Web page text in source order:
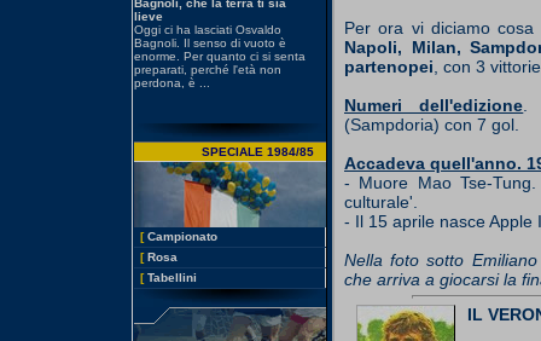
SPECIALE 1984/85
[ Campionato
[ Rosa
[ Tabellini
Per ora vi diciamo
Napoli, Milan,
partenopei , con 3
Numeri dell'edizione
(Sampdoria) con 7 gol.
Accadeva quell'anno.
- Muore Mao Tse-
culturale'.
- Il 15 aprile nasce Apple
Nella foto sotto
che arriva a giocarsi la
IL